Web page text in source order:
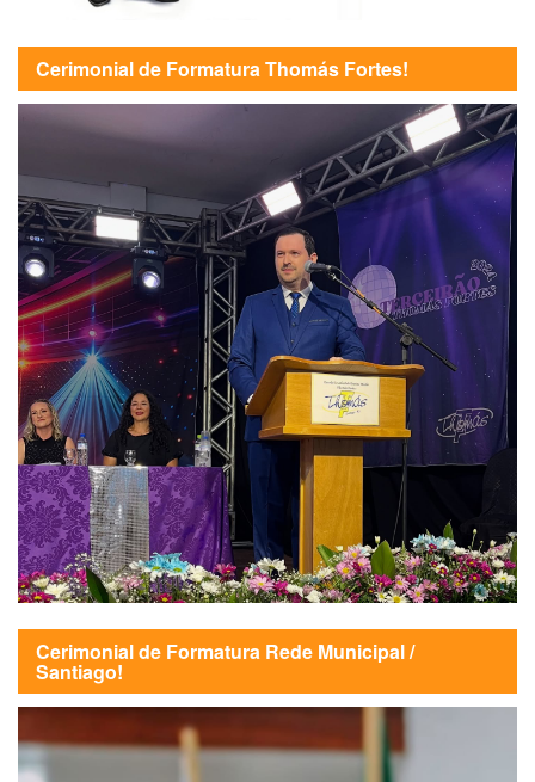
Cerimonial de Formatura Thomás Fortes!
Cerimonial de Formatura Rede Municipal /
Santiago!